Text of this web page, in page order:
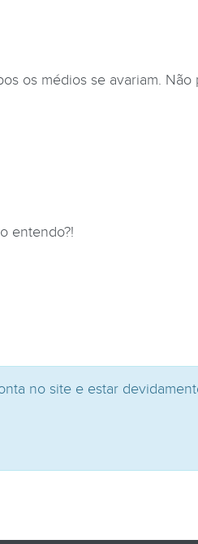
os médios se avariam. Não
entendo?!
no site e estar